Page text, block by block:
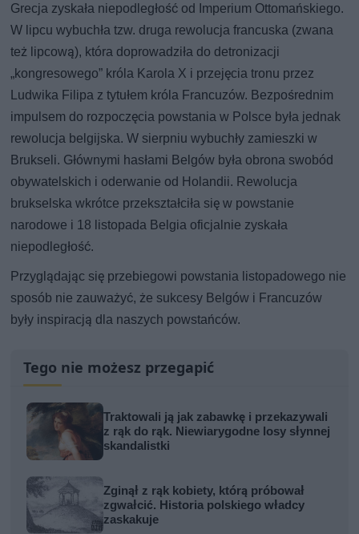
Grecja zyskała niepodległość od Imperium Ottomańskiego.
W lipcu wybuchła tzw. druga rewolucja francuska (zwana
też lipcową), która doprowadziła do detronizacji
„kongresowego” króla Karola X i przejęcia tronu przez
Ludwika Filipa z tytułem króla Francuzów. Bezpośrednim
impulsem do rozpoczęcia powstania w Polsce była jednak
rewolucja belgijska. W sierpniu wybuchły zamieszki w
Brukseli. Głównymi hasłami Belgów była obrona swobód
obywatelskich i oderwanie od Holandii. Rewolucja
brukselska wkrótce przekształciła się w powstanie
narodowe i 18 listopada Belgia oficjalnie zyskała
niepodległość.
Przyglądając się przebiegowi powstania listopadowego nie
sposób nie zauważyć, że sukcesy Belgów i Francuzów
były inspiracją dla naszych powstańców.
Tego nie możesz przegapić
Traktowali ją jak zabawkę i przekazywali
z rąk do rąk. Niewiarygodne losy słynnej
skandalistki
Zginął z rąk kobiety, którą próbował
zgwałcić. Historia polskiego władcy
zaskakuje